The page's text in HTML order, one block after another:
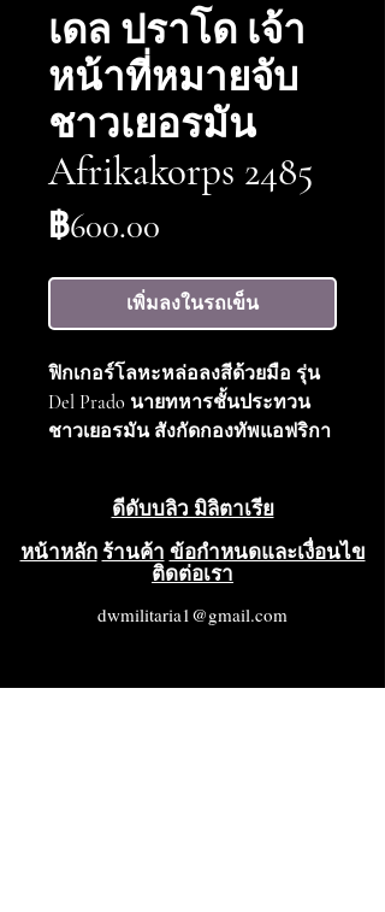
เดล ปราโด เจ้า
หน้าที่หมายจับ
ชาวเยอรมัน
Afrikakorps 2485
฿600.00
เพิ่มลงในรถเข็น
ฟิกเกอร์โลหะหล่อลงสีด้วยมือ รุ่น
Del Prado นายทหารชั้นประทวน
ชาวเยอรมัน สังกัดกองทัพแอฟริกา
ดีดับบลิว มิลิตาเรีย
หน้าหลัก ร้านค้า ข้อกำหนดและเงื่อนไข
ติดต่อเรา
dwmilitaria1@gmail.com